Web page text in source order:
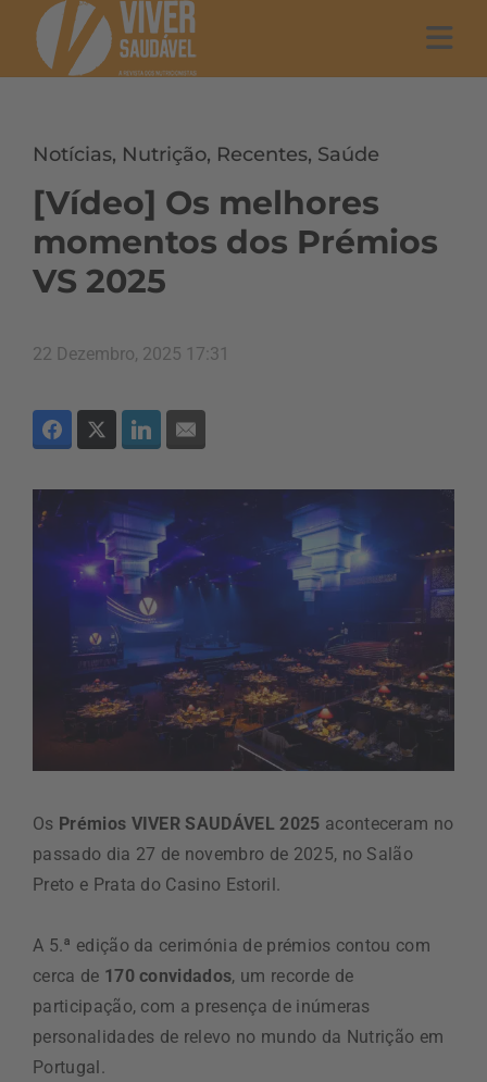
Notícias, Nutrição, Recentes, Saúde
[Vídeo] Os melhores
momentos dos Prémios
VS 2025
22 Dezembro, 2025 17:31
Os Prémios VIVER SAUDÁVEL 2025 aconteceram no
passado dia 27 de novembro de 2025, no Salão
Preto e Prata do Casino Estoril.
A 5.ª edição da cerimónia de prémios contou com
cerca de 170 convidados, um recorde de
participação, com a presença de inúmeras
personalidades de relevo no mundo da Nutrição em
Portugal.